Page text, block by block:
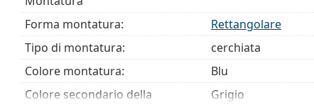
Forma montatura:
Rettangolare
Tipo di montatura:
cerchiata
Colore montatura:
Blu
Colore secondario della
Grigio